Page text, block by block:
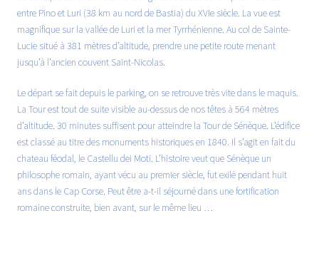
entre Pino et Luri (38 km au nord de Bastia) du XVIe siècle. La vue est
magnifique sur la vallée de Luri et la mer Tyrrhénienne. Au col de Sainte-
Lucie situé à 381 mètres d’altitude, prendre une petite route menant
jusqu’à l’ancien couvent Saint-Nicolas.
Le départ se fait depuis le parking, on se retrouve très vite dans le maquis.
La Tour est tout de suite visible au-dessus de nos têtes à 564 mètres
d’altitude. 30 minutes suffisent pour atteindre la Tour de Sénèque. L’édifice
est classé au titre des monuments historiques en 1840. Il s’agit en fait du
chateau féodal, le Castellu dei Moti. L’histoire veut que Sénèque un
philosophe romain, ayant vécu au premier siècle, fut exilé pendant huit
ans dans le Cap Corse. Peut être a-t-il séjourné dans une fortification
romaine construite, bien avant, sur le même lieu …